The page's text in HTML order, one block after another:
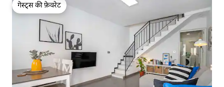
गेस्ट्स की फ़ेवरेट
गेस्ट्स की फ़ेवरेट